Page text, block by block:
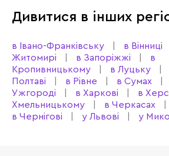
Дивитися в інших
в Івано-Франківську в Вінниці
Житомирі
в Запоріжжі
в
Кропивницькому
в Луцьку
Полтаві
в Рівне в Сумах
Ужгороді
в Харкові в
Хмельницькому
в Черкасах
в Чернігові
у Львові у